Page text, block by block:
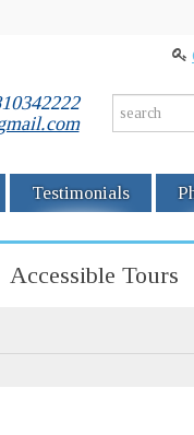
Testimonials
Accessible Tours